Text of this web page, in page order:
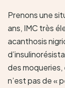
Prenons une
ans, IMC très
acanthosis
des
n’est pas de «